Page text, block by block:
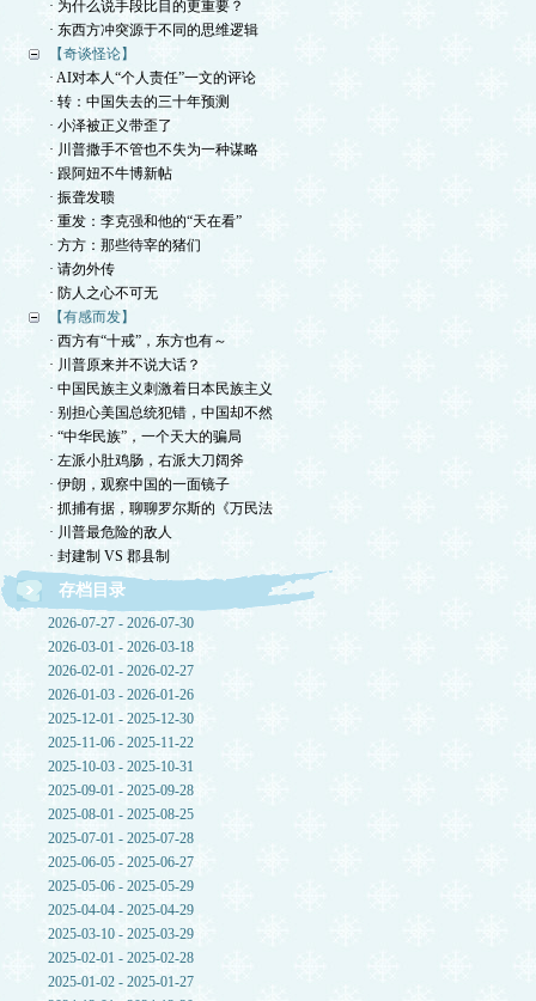
· 为什么说手段比目的更重要？
· 东西方冲突源于不同的思维逻辑
【奇谈怪论】
· AI对本人“个人责任”一文的评论
· 转：中国失去的三十年预测
· 小泽被正义带歪了
· 川普撒手不管也不失为一种谋略
· 跟阿妞不牛博新帖
· 振聋发聩
· 重发：李克强和他的“天在看”
· 方方：那些待宰的猪们
· 请勿外传
· 防人之心不可无
【有感而发】
· 西方有“十戒”，东方也有～
· 川普原来并不说大话？
· 中国民族主义刺激着日本民族主义
· 别担心美国总统犯错，中国却不然
· “中华民族”，一个天大的骗局
· 左派小肚鸡肠，右派大刀阔斧
· 伊朗，观察中国的一面镜子
· 抓捕有据，聊聊罗尔斯的《万民法
· 川普最危险的敌人
· 封建制 VS 郡县制
存档目录
2026-07-27 - 2026-07-30
2026-03-01 - 2026-03-18
2026-02-01 - 2026-02-27
2026-01-03 - 2026-01-26
2025-12-01 - 2025-12-30
2025-11-06 - 2025-11-22
2025-10-03 - 2025-10-31
2025-09-01 - 2025-09-28
2025-08-01 - 2025-08-25
2025-07-01 - 2025-07-28
2025-06-05 - 2025-06-27
2025-05-06 - 2025-05-29
2025-04-04 - 2025-04-29
2025-03-10 - 2025-03-29
2025-02-01 - 2025-02-28
2025-01-02 - 2025-01-27